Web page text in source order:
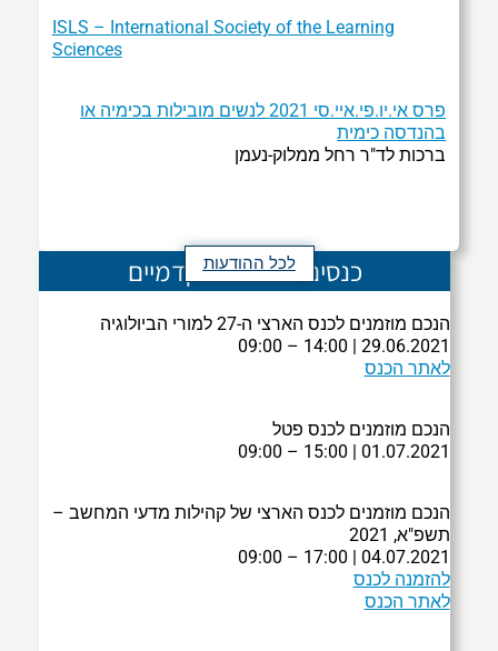
ISLS – International Society of the Learning
Sciences
פרס אי.יו.פי.איי.סי 2021 לנשים מובילות בכימיה או
בהנדסה כימית
ברכות לד"ר רחל ממלוק-נעמן
לכל ההודעות
כנסים ואירועים אקדמיים
הנכם מוזמנים לכנס הארצי ה-27 למורי הביולוגיה
29.06.2021 | 14:00 – 09:00
לאתר הכנס
הנכם מוזמנים לכנס פטל
01.07.2021 | 15:00 – 09:00
הנכם מוזמנים לכנס הארצי של קהילות מדעי המחשב –
תשפ"א, 2021
04.07.2021 | 17:00 – 09:00
להזמנה לכנס
לאתר הכנס